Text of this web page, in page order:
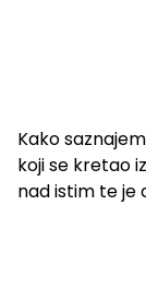
Kako
koji se kretao
nad istim te je